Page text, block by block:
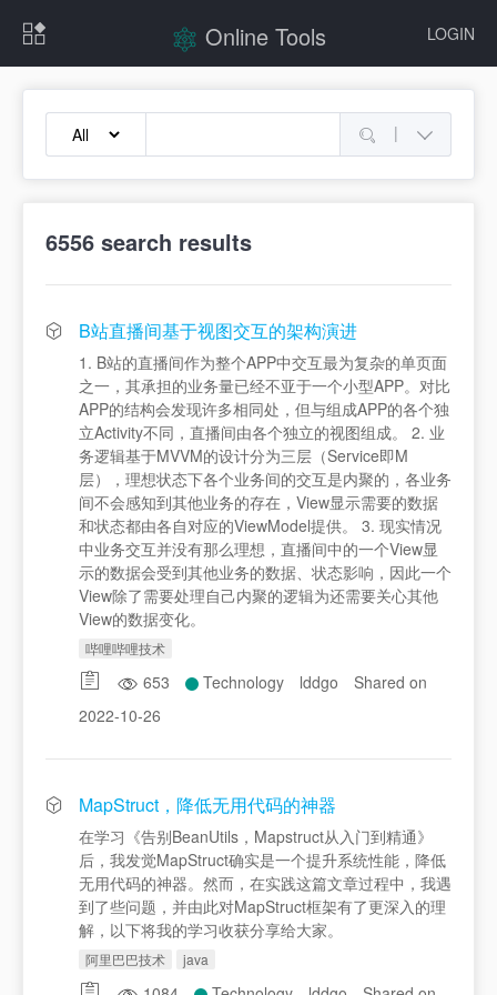
LOGIN
Online Tools
|
6556 search results
B站直播间基于视图交互的架构演进
1. B站的直播间作为整个APP中交互最为复杂的单页面
之一，其承担的业务量已经不亚于一个小型APP。对比
APP的结构会发现许多相同处，但与组成APP的各个独
立Activity不同，直播间由各个独立的视图组成。 2. 业
务逻辑基于MVVM的设计分为三层（Service即M
层），理想状态下各个业务间的交互是内聚的，各业务
间不会感知到其他业务的存在，View显示需要的数据
和状态都由各自对应的ViewModel提供。 3. 现实情况
中业务交互并没有那么理想，直播间中的一个View显
示的数据会受到其他业务的数据、状态影响，因此一个
View除了需要处理自己内聚的逻辑为还需要关心其他
View的数据变化。
哔哩哔哩技术
653 Technology lddgo
Shared on
2022-10-26
MapStruct，降低无用代码的神器
在学习《告别BeanUtils，Mapstruct从入门到精通》
后，我发觉MapStruct确实是一个提升系统性能，降低
无用代码的神器。然而，在实践这篇文章过程中，我遇
到了些问题，并由此对MapStruct框架有了更深入的理
解，以下将我的学习收获分享给大家。
阿里巴巴技术 java